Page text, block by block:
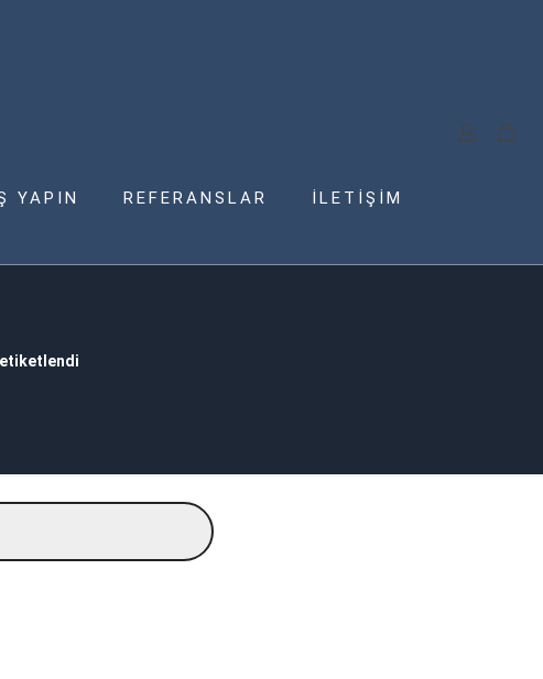
YAPIN REFERANSLAR İLETİŞİM
etiketlendi